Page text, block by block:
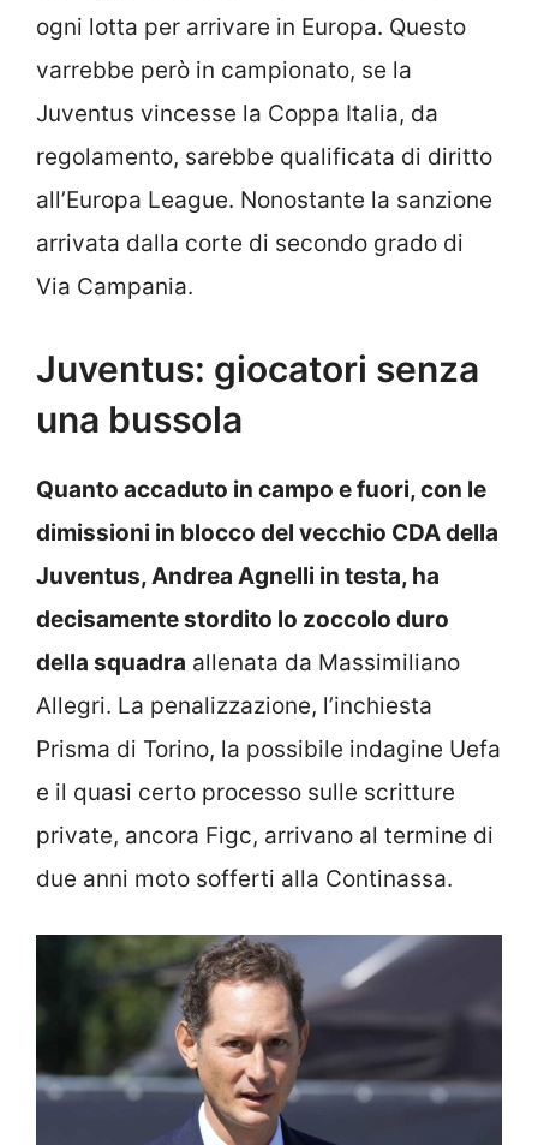
ogni lotta per arrivare in Europa. Questo
varrebbe però in campionato, se la
Juventus vincesse la Coppa Italia, da
regolamento, sarebbe qualificata di diritto
all’Europa League. Nonostante la sanzione
arrivata dalla corte di secondo grado di
Via Campania.
Juventus: giocatori senza
una bussola
Quanto accaduto in campo e fuori, con le
dimissioni in blocco del vecchio CDA della
Juventus, Andrea Agnelli in testa, ha
decisamente stordito lo zoccolo duro
della squadra allenata da Massimiliano
Allegri. La penalizzazione, l’inchiesta
Prisma di Torino, la possibile indagine Uefa
e il quasi certo processo sulle scritture
private, ancora Figc, arrivano al termine di
due anni moto sofferti alla Continassa.